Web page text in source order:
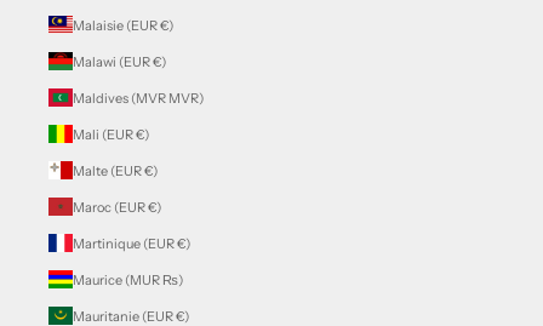
Malaisie (EUR €)
Malawi (EUR €)
Maldives (MVR MVR)
Mali (EUR €)
Malte (EUR €)
Maroc (EUR €)
Martinique (EUR €)
Maurice (MUR ₨)
Mauritanie (EUR €)